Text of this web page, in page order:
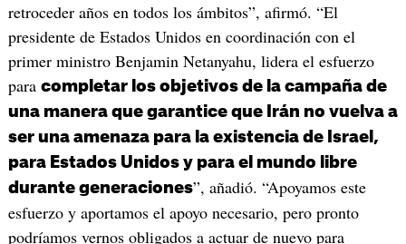
retroceder años en todos los ámbitos”, afirmó. “El
presidente de Estados Unidos en coordinación con el
primer ministro Benjamin Netanyahu, lidera el esfuerzo
para completar los objetivos de la campaña de
una manera que garantice que Irán no vuelva a
ser una amenaza para la existencia de Israel,
para Estados Unidos y para el mundo libre
durante generaciones”, añadió. “Apoyamos este
esfuerzo y aportamos el apoyo necesario, pero pronto
podríamos vernos obligados a actuar de nuevo para